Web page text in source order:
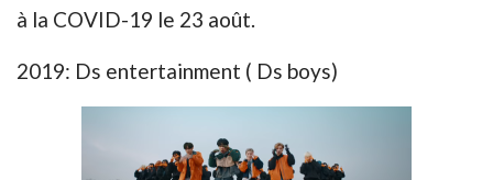
à la COVID-19 le 23 août.
2019: Ds entertainment ( Ds boys)